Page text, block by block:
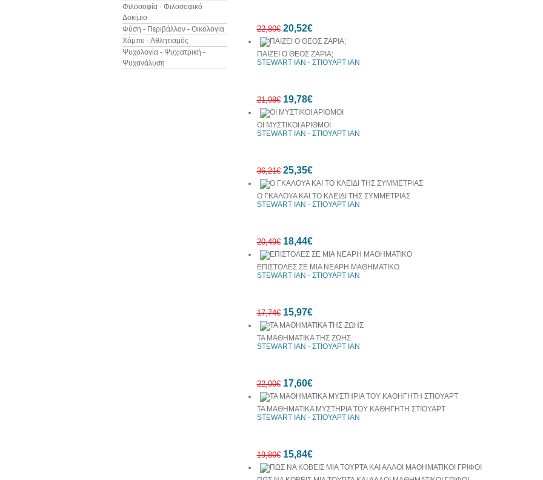
Φιλοσοφία - Φιλοσοφικό
Δοκίμιο
Φύση - Περιβάλλον - Οικολογία
Χόμπυ - Αθλητισμός
Ψυχολογία - Ψυχιατρική -
Ψυχανάλυση
22,80€ 20,52€
ΠΑΙΖΕΙ Ο ΘΕΟΣ ΖΑΡΙΑ;
STEWART IAN - ΣΤΙΟΥΑΡΤ ΙΑΝ
21,98€ 19,78€
ΟΙ ΜΥΣΤΙΚΟΙ ΑΡΙΘΜΟΙ
STEWART IAN - ΣΤΙΟΥΑΡΤ ΙΑΝ
36,21€ 25,35€
Ο ΓΚΑΛΟΥΑ ΚΑΙ ΤΟ ΚΛΕΙΔΙ ΤΗΣ ΣΥΜΜΕΤΡΙΑΣ
STEWART IAN - ΣΤΙΟΥΑΡΤ ΙΑΝ
20,49€ 18,44€
ΕΠΙΣΤΟΛΕΣ ΣΕ ΜΙΑ ΝΕΑΡΗ ΜΑΘΗΜΑΤΙΚΟ
STEWART IAN - ΣΤΙΟΥΑΡΤ ΙΑΝ
17,74€ 15,97€
ΤΑ ΜΑΘΗΜΑΤΙΚΑ ΤΗΣ ΖΩΗΣ
STEWART IAN - ΣΤΙΟΥΑΡΤ ΙΑΝ
22,00€ 17,60€
ΤΑ ΜΑΘΗΜΑΤΙΚΑ ΜΥΣΤΗΡΙΑ ΤΟΥ ΚΑΘΗΓΗΤΗ ΣΤΙΟΥΑΡΤ
STEWART IAN - ΣΤΙΟΥΑΡΤ ΙΑΝ
19,80€ 15,84€